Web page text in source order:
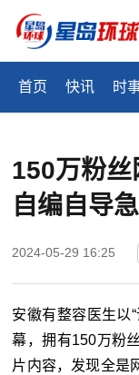
首页 快讯 时
150万粉丝
自编自导
2024-05-29 16:25
安徽有整容医生以
幕，拥有150万粉
片内容，发现全是